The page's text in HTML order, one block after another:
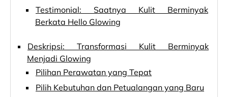
Testimonial: Saatnya Kulit Berminyak
Berkata Hello Glowing
Deskripsi: Transformasi Kulit Berminyak
Menjadi Glowing
Pilihan Perawatan yang Tepat
Pilih Kebutuhan dan Petualangan yang Baru